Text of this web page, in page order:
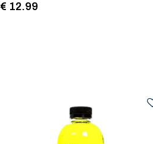
€ 12.99